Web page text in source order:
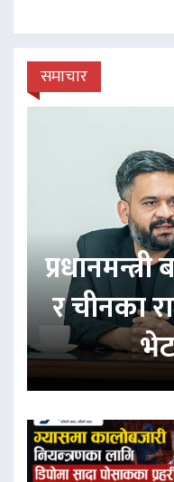
समाचार
र चीनका